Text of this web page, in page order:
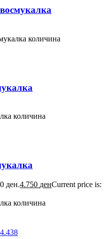
количина
количина
ден.4.750 денCurrent price is:
количина